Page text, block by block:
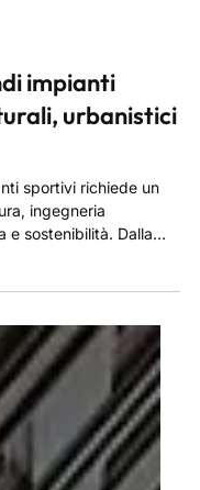
sportivi richiede un
ingegneria
e sostenibilità. Dalla
fino alla gestione
contribuisce a creare